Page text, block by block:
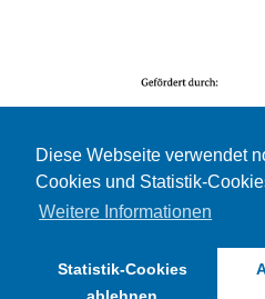
Diese Webseite verwendet
Cookies und Statistik-
Weitere Informationen
Statistik-Cookies